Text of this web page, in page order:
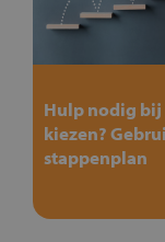
Hulp nodig bij
kiezen?
stappenplan